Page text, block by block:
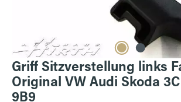
Griff Sitzverstellung links
Original VW Audi Skoda
9B9